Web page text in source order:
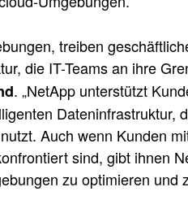
treiben
die IT-Teams an ihre
. „NetApp unterstützt
Dateninfrastruktur,
Auch wenn Kunden
sind, gibt ihnen
zu optimieren und